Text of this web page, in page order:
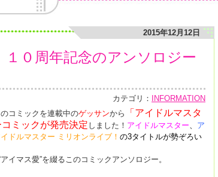
2015年12月12日
１０周年記念のアンソロジー
カテゴリ：
INFORMATION
コミックを連載中のゲッサンから
「アイドルマスタ
ミックが発売決定 しました！ アイドルマスター、 ア
ドルマスター ミリオンライブ！ の3タイトルが勢ぞろい
イマス愛”を綴るこのコミックアンソロジー。